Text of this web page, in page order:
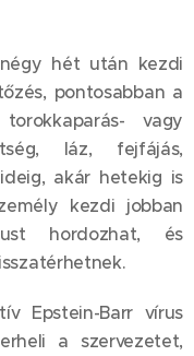
hét után kezdi
pontosabban a
vagy
láz, fejfájás,
akár hetekig is
kezdi jobban
hordozhat, és
Epstein-Barr vírus
a szervezetet,